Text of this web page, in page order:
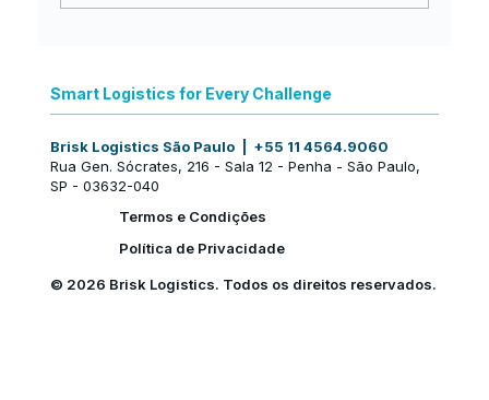
excelência no mercado internacional:
uma nova fase da Brisk Logistics
© 2026 Brisk Logistics. Todos os direitos reservados.
Brisk Logistics São Paulo | +55 11 4564.9060
Rua Gen. Sócrates, 216 - Sala 12 - Penha - São Paulo,
SP - 03632-040
Smart Logistics for Every Challenge
Termos e Condições
Política de Privacidade